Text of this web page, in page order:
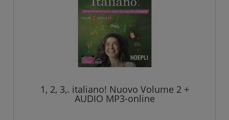
1, 2, 3,. italiano! Nuovo Volume 2 +
AUDIO MP3-online